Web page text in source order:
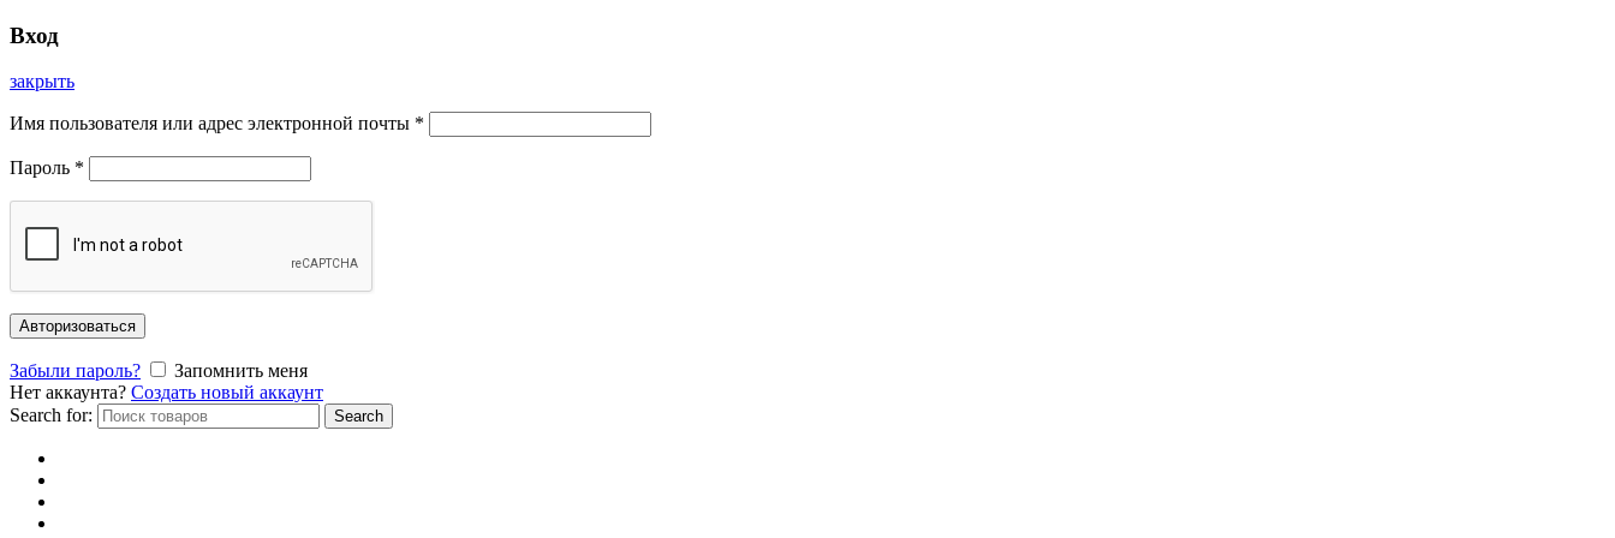
Вход
закрыть
Имя пользователя или адрес электронной почты *
Пароль *
Авторизоваться
Забыли пароль?
Запомнить меня
Нет аккаунта? Создать новый аккаунт
Search for:
Search